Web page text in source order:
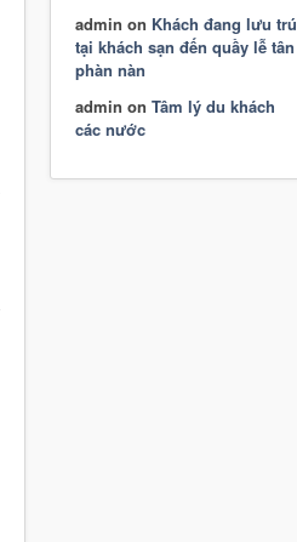
admin on Khách đang lưu trú
tại khách sạn đến quầy lễ tân
phàn nàn
admin on Tâm lý du khách
các nước